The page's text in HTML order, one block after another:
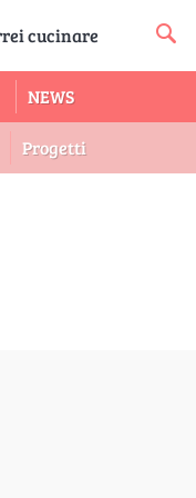
NEWS
Progetti